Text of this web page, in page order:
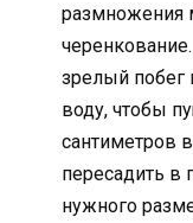
размножения
зрелый побег
воду, чтобы
сантиметров
пересадить в
нужного